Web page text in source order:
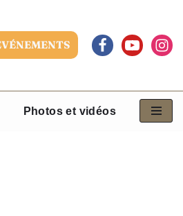
Photos et vidéos